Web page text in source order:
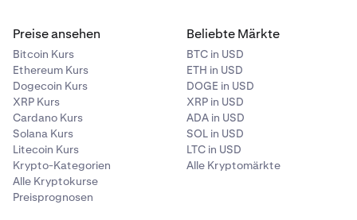
Preise ansehen
Bitcoin Kurs
Ethereum Kurs
Dogecoin Kurs
XRP Kurs
Cardano Kurs
Solana Kurs
Litecoin Kurs
Krypto-Kategorien
Alle Kryptokurse
Preisprognosen
Beliebte Märkte
BTC in USD
ETH in USD
DOGE in USD
XRP in USD
ADA in USD
SOL in USD
LTC in USD
Alle Kryptomärkte